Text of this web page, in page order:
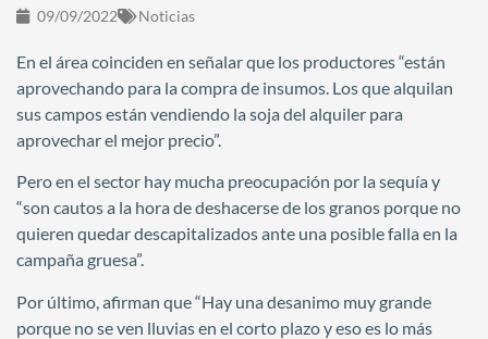
09/09/2022 Noticias
En el área coinciden en señalar que los productores “están
aprovechando para la compra de insumos. Los que alquilan
sus campos están vendiendo la soja del alquiler para
aprovechar el mejor precio”.
Pero en el sector hay mucha preocupación por la sequía y
“son cautos a la hora de deshacerse de los granos porque no
quieren quedar descapitalizados ante una posible falla en la
campaña gruesa”.
Por último, afirman que “Hay una desanimo muy grande
porque no se ven lluvias en el corto plazo y eso es lo más